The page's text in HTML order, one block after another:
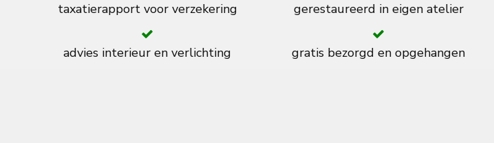
taxatierapport voor verzekering gerestaureerd in eigen atelier
advies interieur en verlichting gratis bezorgd en opgehangen